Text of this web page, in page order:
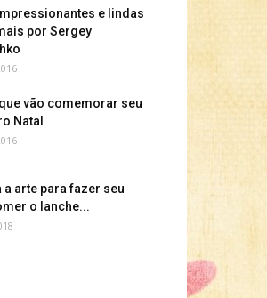
e lindas
por Sergey
vão comemorar seu
Natal
a arte para fazer seu
o lanche...